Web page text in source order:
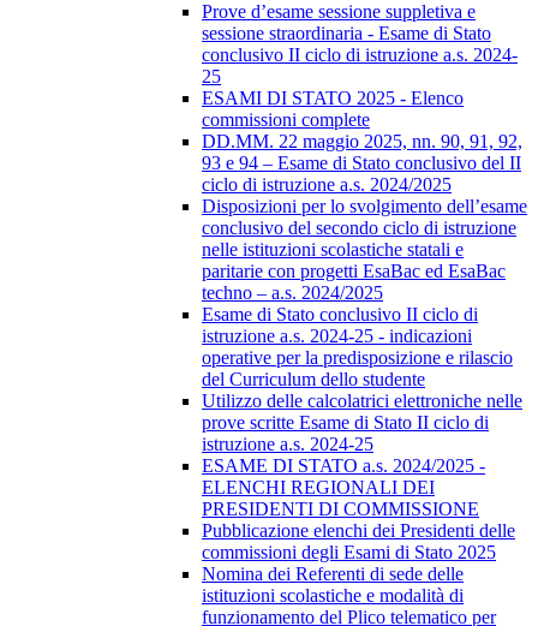
Prove d’esame sessione suppletiva e
sessione straordinaria - Esame di Stato
conclusivo II ciclo di istruzione a.s. 2024-
25
ESAMI DI STATO 2025 - Elenco
commissioni complete
DD.MM. 22 maggio 2025, nn. 90, 91, 92,
93 e 94 – Esame di Stato conclusivo del II
ciclo di istruzione a.s. 2024/2025
Disposizioni per lo svolgimento dell’esame
conclusivo del secondo ciclo di istruzione
nelle istituzioni scolastiche statali e
paritarie con progetti EsaBac ed EsaBac
techno – a.s. 2024/2025
Esame di Stato conclusivo II ciclo di
istruzione a.s. 2024-25 - indicazioni
operative per la predisposizione e rilascio
del Curriculum dello studente
Utilizzo delle calcolatrici elettroniche nelle
prove scritte Esame di Stato II ciclo di
istruzione a.s. 2024-25
ESAME DI STATO a.s. 2024/2025 -
ELENCHI REGIONALI DEI
PRESIDENTI DI COMMISSIONE
Pubblicazione elenchi dei Presidenti delle
commissioni degli Esami di Stato 2025
Nomina dei Referenti di sede delle
istituzioni scolastiche e modalità di
funzionamento del Plico telematico per